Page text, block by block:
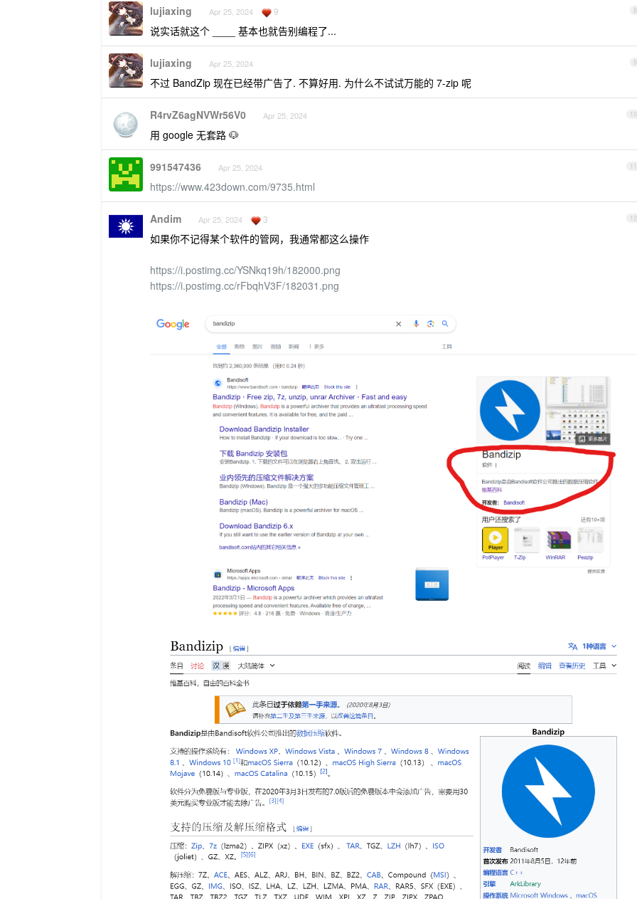
8
lujiaxing Apr 25, 2024 9
说实话就这个 ____ 基本也就告别编程了...
9
lujiaxing Apr 25, 2024
不过 BandZip 现在已经带广告了. 不算好用. 为什么不试试万能的 7-zip 呢
10
R4rvZ6agNVWr56V0 Apr 25, 2024
用 google 无套路 🐶
11
991547436 Apr 25, 2024
https://www.423down.com/9735.html
12
Andim Apr 25, 2024 3
如果你不记得某个软件的管网，我通常都这么操作
https://i.postimg.cc/YSNkq19h/182000.png
https://i.postimg.cc/rFbqhV3F/182031.png